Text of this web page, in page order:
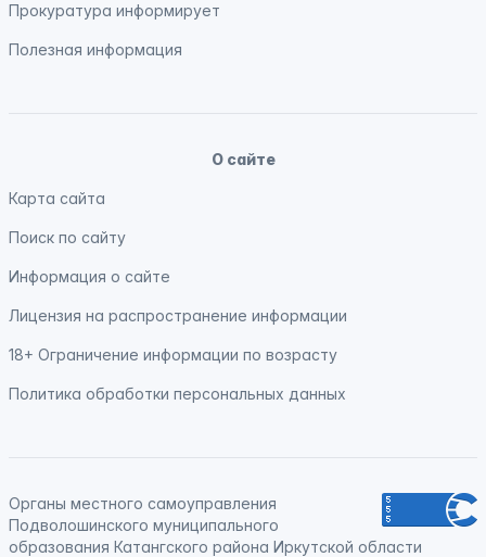
Прокуратура информирует
Полезная информация
О сайте
Карта сайта
Поиск по сайту
Информация о сайте
Лицензия на распространение информации
18+ Ограничение информации по возрасту
Политика обработки персональных данных
Органы местного самоуправления
Подволошинского муниципального
образования Катангского района Иркутской области